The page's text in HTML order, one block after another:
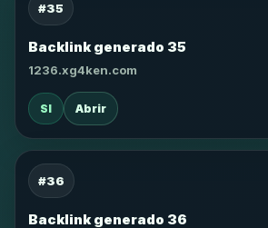
#35
Backlink generado 35
1236.xg4ken.com
SI Abrir
#36
Backlink generado 36